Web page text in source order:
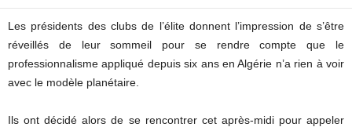
Les présidents des clubs de l’élite donnent l’impression de s’être
réveillés de leur sommeil pour se rendre compte que le
professionnalisme appliqué depuis six ans en Algérie n’a rien à voir
avec le modèle planétaire.
Ils ont décidé alors de se rencontrer cet après-midi pour appeler